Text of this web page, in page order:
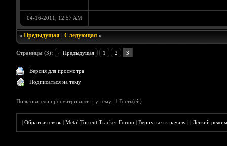
04-16-2011, 12:57 AM
«Предыдущая |Следующая »
Страницы (3): « Предыдущая 1 2 3
Версия для просмотра
Подписаться на тему
Пользователи просматривают эту тему: 1 Гость(ей)
|Обратная связь |Metal Torrent Tracker Forum |Вернуться к началу ||Лёгкий